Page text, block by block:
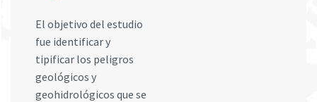
El objetivo del estudio
fue identificar y
tipificar los peligros
geológicos y
geohidrológicos que se